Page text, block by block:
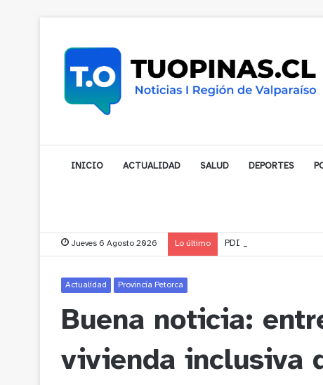
INICIO ACTUALIDAD SALUD DEPORTES
Jueves 6 Agosto 2026 Lo último PDI detuvo a imputado
Actualidad Provincia Petorca
Buena noticia:
vivienda inclusiva